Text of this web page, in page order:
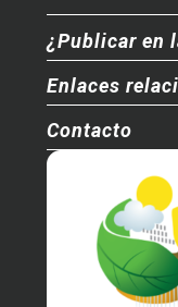
¿Publicar en
Enlaces
Contacto